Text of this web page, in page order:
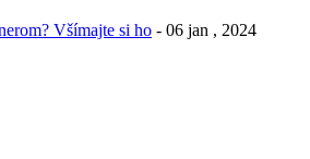
Všímajte si ho - 06 jan , 2024